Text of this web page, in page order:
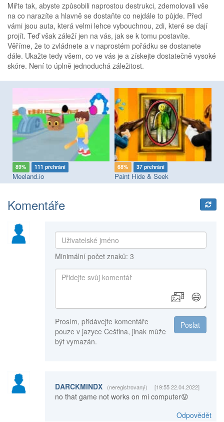
Miřte tak, abyste způsobili naprostou destrukci, zdemolovali vše
na co narazíte a hlavně se dostaňte co nejdále to půjde. Před
vámi jsou auta, která velmi lehce vybouchnou, zdi, které se dají
projít. Teď však záleží jen na vás, jak se k tomu postavíte.
Věříme, že to zvládnete a v naprostém pořádku se dostanete
dále. Ukažte tedy všem, co ve vás je a získejte dostatečně vysoké
skóre. Není to úplně jednoduchá záležitost.
89% 111 přehrání
Meeland.io
68% 37 přehrání
Paint Hide & Seek
Komentáře
Minimální počet znaků: 3
😄
Poslat
Prosím, přidávejte komentáře
pouze v jazyce Čeština, jinak může
být vymazán.
DARCKMINDX (neregistrovaný) [19:55 22.04.2022]
no that game not works on mi computer😟
Odpovědět